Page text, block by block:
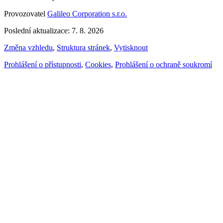
Provozovatel Galileo Corporation s.r.o.
Poslední aktualizace: 7. 8. 2026
Změna vzhledu, Struktura stránek, Vytisknout
Prohlášení o přístupnosti, Cookies, Prohlášení o ochraně soukromí